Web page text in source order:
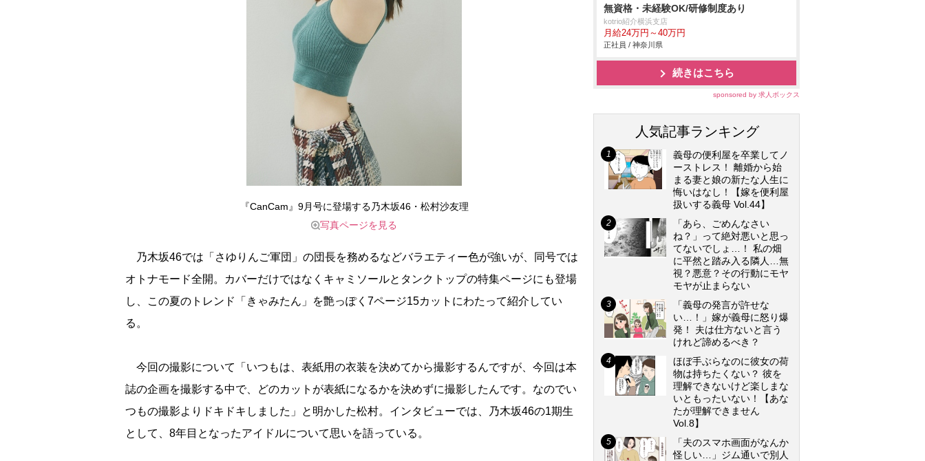
『CanCam』9月号に登場する乃木坂46・松村沙友理
写真ページを見る
乃木坂46では「さゆりんご軍団」の団長を務めるなどバラエティー色が強いが、同号では
オトナモード全開。カバーだけではなくキャミソールとタンクトップの特集ページにも登場
し、この夏のトレンド「きゃみたん」を艶っぽく7ページ15カットにわたって紹介してい
る。
今回の撮影について「いつもは、表紙用の衣装を決めてから撮影するんですが、今回は本
誌の企画を撮影する中で、どのカットが表紙になるかを決めずに撮影したんです。なのでい
つもの撮影よりドキドキしました」と明かした松村。インタビューでは、乃木坂46の1期生
として、8年目となったアイドルについて思いを語っている。
無資格・未経験OK/研修制度あり
kotrio紹介横浜支店
月給24万円～40万円
正社員 / 神奈川県
続きはこちら
sponsored by 求人ボックス
人気記事ランキング
義母の便利屋を卒業してノ
ーストレス！ 離婚から始
まる妻と娘の新たな人生に
悔いはなし！【嫁を便利屋
扱いする義母 Vol.44】
「あら、ごめんなさい
ね？」って絶対悪いと思っ
てないでしょ…！ 私の畑
に平然と踏み入る隣人…無
視？悪意？その行動にモヤ
モヤが止まらない
「義母の発言が許せな
い…！」嫁が義母に怒り爆
発！ 夫は仕方ないと言う
けれど諦めるべき？
ほぼ手ぶらなのに彼女の荷
物は持ちたくない？ 彼を
理解できないけど楽しまな
いともったいない！【あな
たが理解できません
Vol.8】
「夫のスマホ画面がなんか
怪しい…」ジム通いで別人